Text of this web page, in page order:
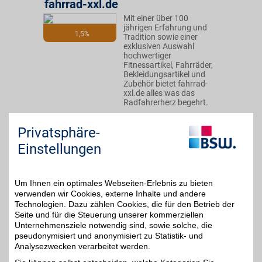
1,5%
fahrrad-xxl.de
Mit einer über 100
jährigen Erfahrung und
Tradition sowie einer
exklusiven Auswahl
hochwertiger
Fitnessartikel, Fahrräder,
Bekleidungsartikel und
Zubehör bietet fahrrad-
xxl.de alles was das
Radfahrerherz begehrt.
7% Zum Partnerprofil
Privatsphäre-
Einstellungen
Um Ihnen ein optimales Webseiten-Erlebnis zu bieten
verwenden wir Cookies, externe Inhalte und andere
Technologien. Dazu zählen Cookies, die für den Betrieb der
Seite und für die Steuerung unserer kommerziellen
Unternehmensziele notwendig sind, sowie solche, die
pseudonymisiert und anonymisiert zu Statistik- und
Analysezwecken verarbeitet werden.